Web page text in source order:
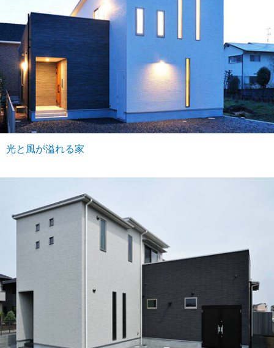
光と風が溢れる家